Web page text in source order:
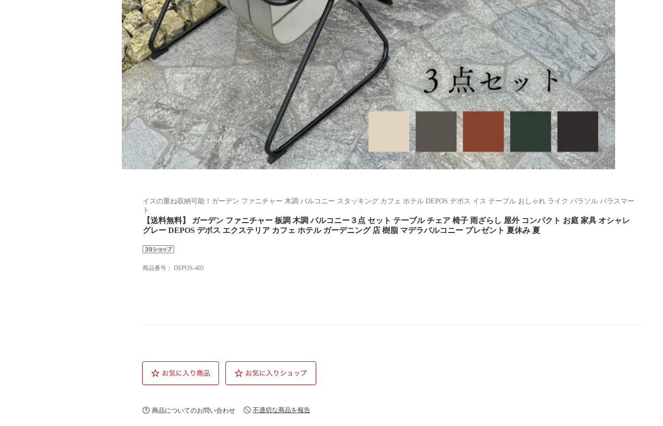
イスの重ね収納可能！ガーデン ファニチャー 木調 バルコニー スタッキング カフェ ホテル DEPOS デポス イス テーブル おしゃれ ライク パラソル パラスマー
ト
【送料無料】 ガーデン ファニチャー 板調 木調 バルコニー３点 セット テーブル チェア 椅子 雨ざらし 屋外 コンパクト お庭 家具 オシャレ
グレー DEPOS デポス エクステリア カフェ ホテル ガーデニング 店 樹脂 マデラバルコニー プレゼント 夏休み 夏
商品番号： DEPOS-405
商品についてのお問い合わせ 不適切な商品を報告